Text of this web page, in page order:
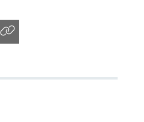
možete se
na email adresu: